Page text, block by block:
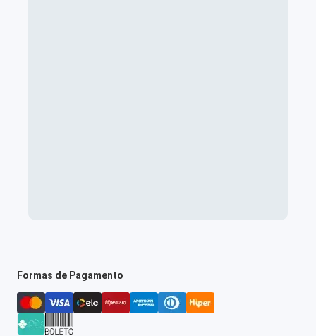
Formas de Pagamento